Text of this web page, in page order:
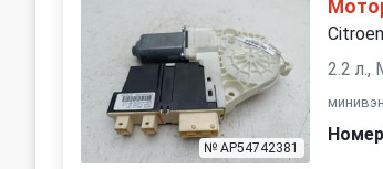
№ AP54742381
2.2
минивэн